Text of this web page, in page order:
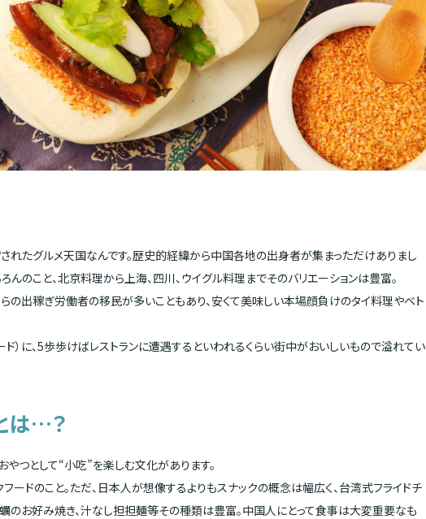
たグルメ天国なんです。歴史的経緯から中国各地の出身者が集まっただけありまし
のこと、北京料理から上海、四川、ウイグル料理までそのバリエーションは豊富。
の出稼ぎ労働者の移民が多いこともあり、安くて美味しい本場顔負けのタイ料理やベト
）に、5歩歩けばレストランに遭遇するといわれるくらい街中がおいしいもので溢れてい
は…？
つとして“小吃”を楽しむ文化があります。
ードのこと。ただ、日本人が想像するよりもスナックの概念は幅広く、台湾式フライドチ
のお好み焼き、汁なし担担麺等その種類は豊富。中国人にとって食事は大変重要なも